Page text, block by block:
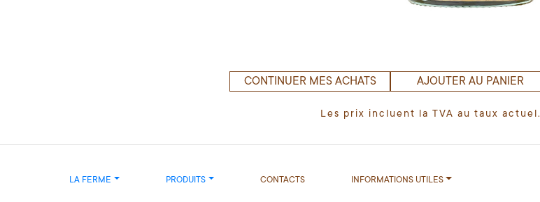
CONTINUER MES ACHATS AJOUTER AU PANIER
Les prix incluent la TVA au taux actuel.
LA FERME PRODUITS CONTACTS INFORMATIONS UTILES